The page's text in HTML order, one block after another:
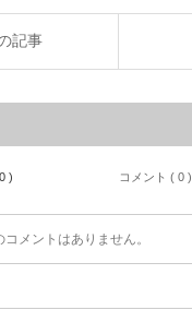
記事
) コメント ( 0 )
メントはありません。